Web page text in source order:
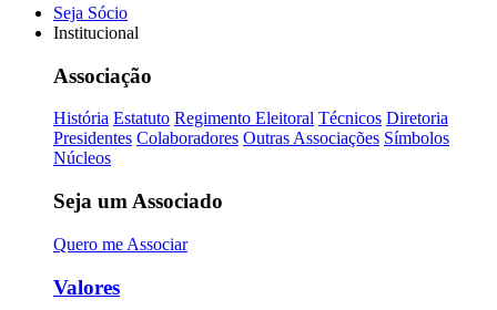
Seja Sócio
Institucional
Associação
História Estatuto Regimento Eleitoral Técnicos Diretoria
Presidentes Colaboradores Outras Associações Símbolos
Núcleos
Seja um Associado
Quero me Associar
Valores